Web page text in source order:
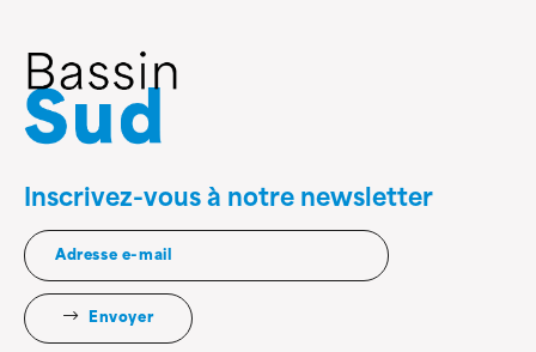
Inscrivez-vous à notre newsletter
Envoyer